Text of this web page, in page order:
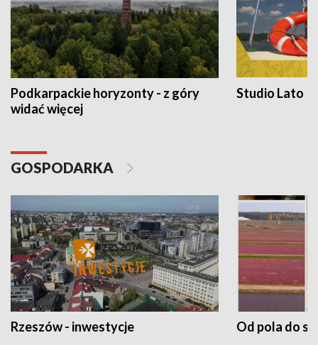
Podkarpackie horyzonty - z góry
widać więcej
Studio Lato
GOSPODARKA
Rzeszów - inwestycje Od pola do